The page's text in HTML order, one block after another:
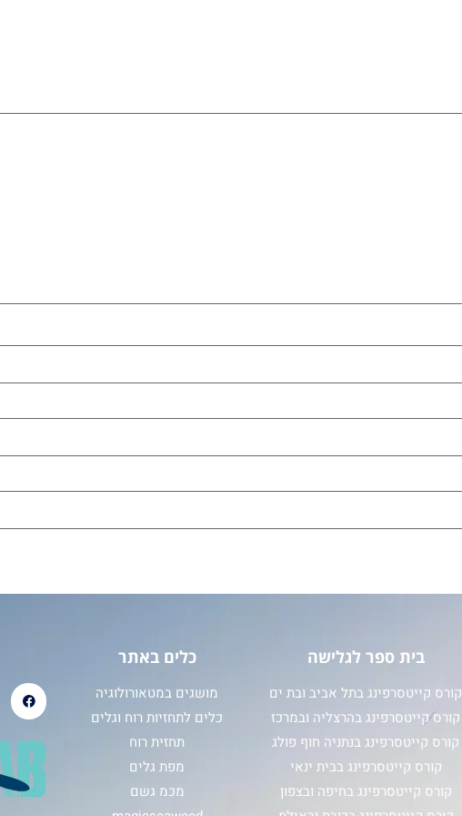
בית ספר לגלישה
קורס קייטסרפינג בתל אביב ובת ים
קורס קייטסרפינג בהרצליה ובמרכז
קורס קייטסרפינג בנתניה חוף פולג
קורס קייטסרפינג בבית ינאי
קורס קייטסרפינג בחיפה ובצפון
כלים באתר
מושגים במטאורולוגיה
כלים לתחזיות רוח וגלים
תחזית רוח
מפת גלים
מכמ גשם